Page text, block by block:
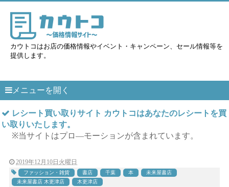
カウトコはお店の価格情報やイベント・キャンペーン、セール情報等を
提供します。
メニューを開く
レシート買い取りサイト カウトコはあなたのレシートを買
い取りいたします。
※当サイトはプロ―モーションが含まれています。
2019年12月10日火曜日
ファッション・雑貨 書店 千葉 本
未来屋書店
未来屋書店 木更津店
木更津店